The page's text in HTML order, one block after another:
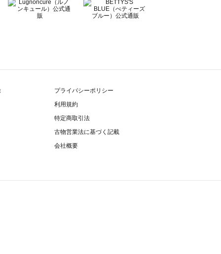
プライバシーポリシー
利用規約
特定商取引法
古物営業法に基づく記載
会社概要